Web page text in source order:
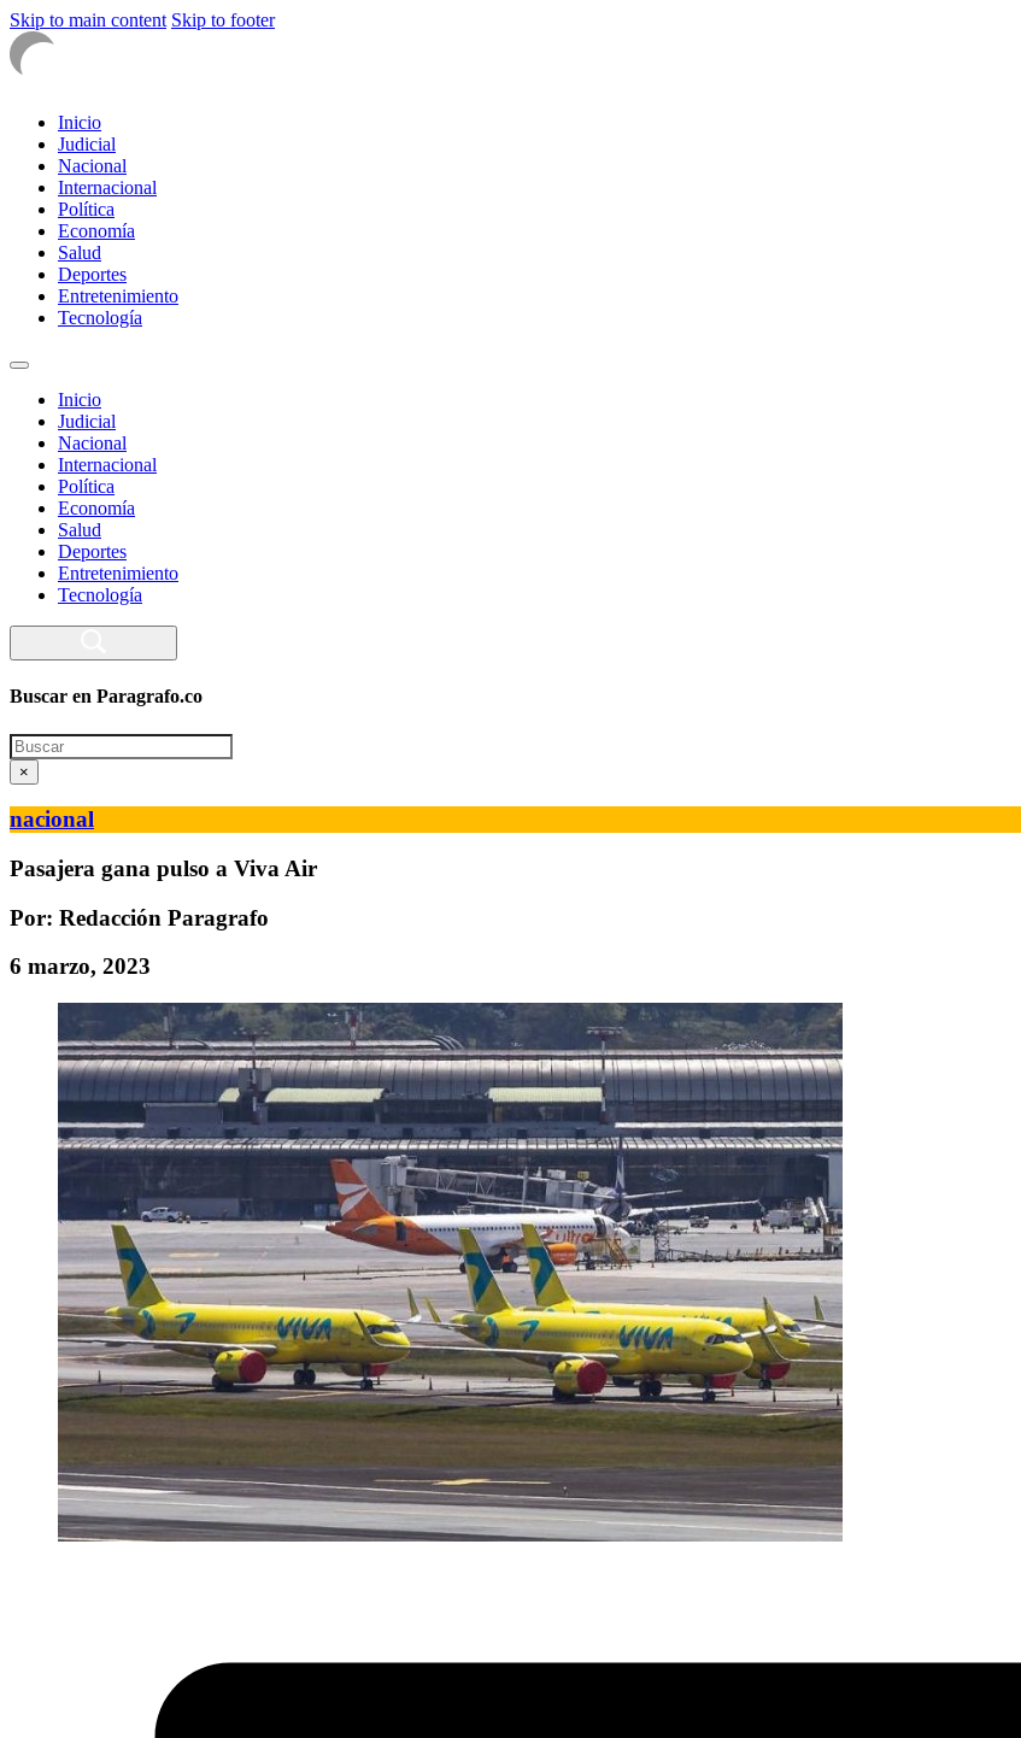
Skip to main content Skip to footer
Inicio
Judicial
Nacional
Internacional
Política
Economía
Salud
Deportes
Entretenimiento
Tecnología
Inicio
Judicial
Nacional
Internacional
Política
Economía
Salud
Deportes
Entretenimiento
Tecnología
Buscar en Paragrafo.co
Search
×
nacional
Pasajera gana pulso a Viva Air
Por: Redacción Paragrafo
6 marzo, 2023